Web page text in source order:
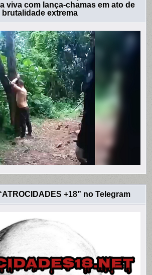
viva com lança-chamas em ato de
brutalidade extrema
+18” no Telegram